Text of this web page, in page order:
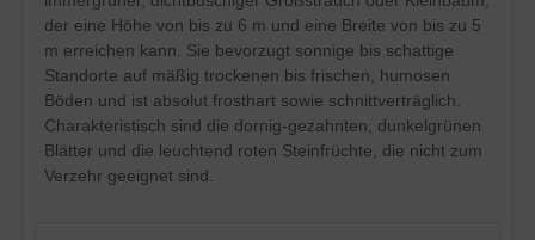
Frucht
Leuchtend rote Steinfrüchte, nicht zum
Verzehr geeignet
Blüte
Weiß, im Mai und Juni
Boden
Mäßig trockene bis frische, humose
Untergründe
Standort
Sonnig bis schattig
Verwendung
Heckenpflanze, Einzelelement,
verträgt keine Staunässe
langsamwüchsig
der eine Höhe von bis zu 6 m und eine Breite von bis zu 5
m erreichen kann. Sie bevorzugt sonnige bis schattige
Standorte auf mäßig trockenen bis frischen, humosen
Böden und ist absolut frosthart sowie schnittverträglich.
Charakteristisch sind die dornig-gezahnten, dunkelgrünen
Blätter und die leuchtend roten Steinfrüchte, die nicht zum
Verzehr geeignet sind.